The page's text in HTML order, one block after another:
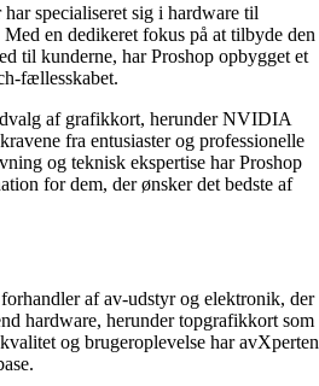
specialiseret sig i hardware til
en dedikeret fokus på at tilbyde den
til kunderne, har Proshop opbygget et
fællesskabet.
af grafikkort, herunder NVIDIA
fra entusiaster og professionelle
og teknisk ekspertise har Proshop
for dem, der ønsker det bedste af
af av-udstyr og elektronik, der
hardware, herunder topgrafikkort som
og brugeroplevelse har avXperten